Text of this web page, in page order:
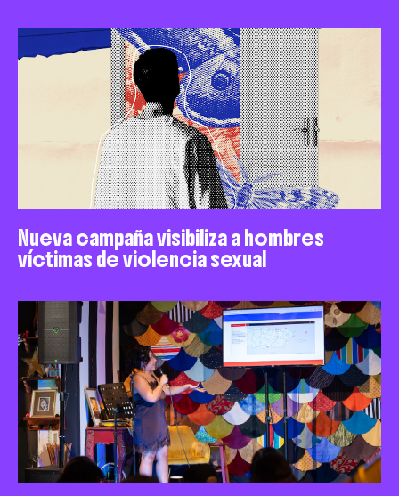
Nueva campaña visibiliza a hombres
víctimas de violencia sexual